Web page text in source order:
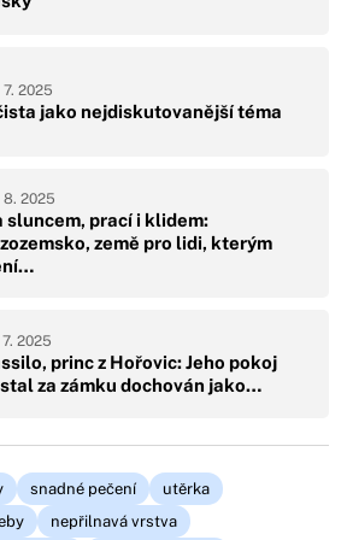
jako nejdiskutovanější téma
7. 2025
sluncem, prací i klidem:
země pro lidi, kterým
8. 2025
princ z Hořovic: Jeho pokoj
za zámku dochován jako…
7. 2025
snadné pečení
utěrka
nepřilnavá vrstva